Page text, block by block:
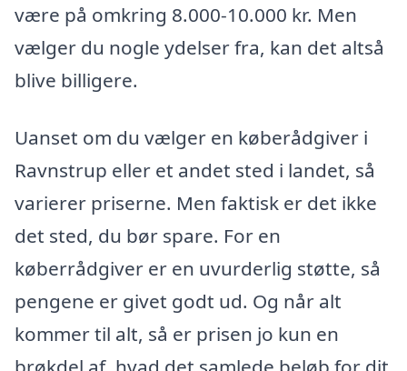
være på omkring 8.000-10.000 kr. Men
vælger du nogle ydelser fra, kan det altså
blive billigere.
Uanset om du vælger en køberådgiver i
Ravnstrup eller et andet sted i landet, så
varierer priserne. Men faktisk er det ikke
det sted, du bør spare. For en
køberrådgiver er en uvurderlig støtte, så
pengene er givet godt ud. Og når alt
kommer til alt, så er prisen jo kun en